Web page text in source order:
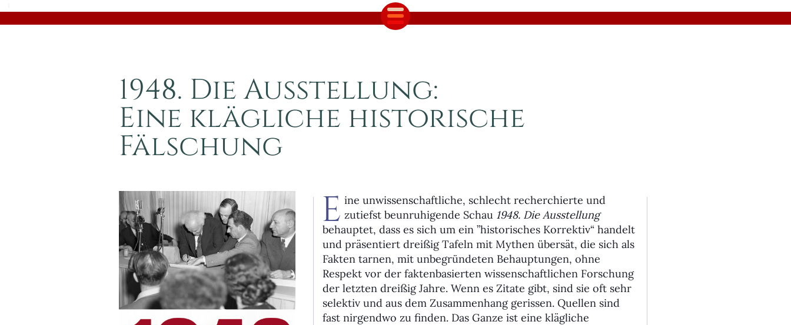
«
1948. Die Ausstellung:
Eine klägliche historische
Fälschung
E ine unwissenschaftliche, schlecht recherchierte und
zutiefst beun­ruhigen­de Schau 1948. Die Ausstellung
behaup­tet, dass es sich um ein ”historisches Korrektiv“ handelt
und präsentiert dreißig Tafeln mit Mythen übersät, die sich als
Fakten tarnen, mit unbegründeten Behauptungen, ohne
Respekt vor der faktenbasierten wissenschaftlichen Forschung
der letzten dreißig Jahre. Wenn es Zitate gibt, sind sie oft sehr
selektiv und aus dem Zusammenhang gerissen. Quellen sind
fast nirgendwo zu finden. Das Ganze ist eine klägliche